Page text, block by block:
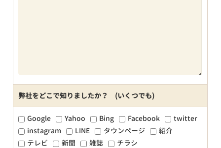
弊社をどこで知りましたか？ (いくつでも)
Google Yahoo Bing Facebook
twitter
instagram
LINE タウンページ
紹介
テレビ
新聞 雑誌
チラシ